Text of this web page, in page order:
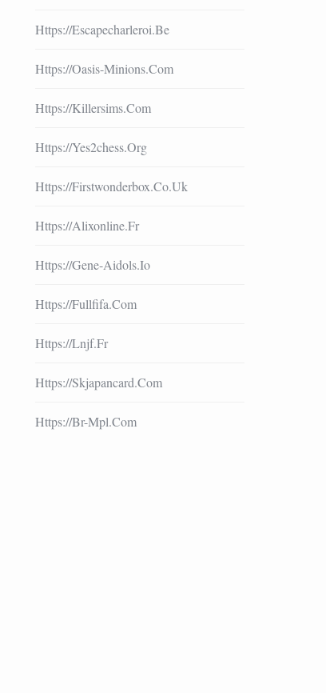
Https://escapecharleroi.be
Https://oasis-Minions.com
Https://killersims.com
Https://yes2chess.org
Https://firstwonderbox.co.uk
Https://alixonline.fr
Https://gene-Aidols.io
Https://fullfifa.com
Https://lnjf.fr
Https://skjapancard.com
Https://br-Mpl.com